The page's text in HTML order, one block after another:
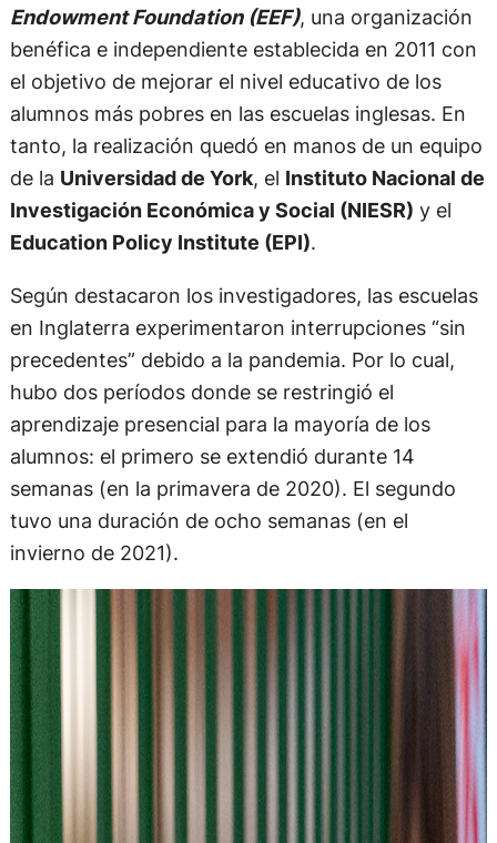
Endowment Foundation (EEF), una organización
benéfica e independiente establecida en 2011 con
el objetivo de mejorar el nivel educativo de los
alumnos más pobres en las escuelas inglesas. En
tanto, la realización quedó en manos de un equipo
de la Universidad de York, el Instituto Nacional de
Investigación Económica y Social (NIESR) y el
Education Policy Institute (EPI).
Según destacaron los investigadores, las escuelas
en Inglaterra experimentaron interrupciones “sin
precedentes” debido a la pandemia. Por lo cual,
hubo dos períodos donde se restringió el
aprendizaje presencial para la mayoría de los
alumnos: el primero se extendió durante 14
semanas (en la primavera de 2020). El segundo
tuvo una duración de ocho semanas (en el
invierno de 2021).